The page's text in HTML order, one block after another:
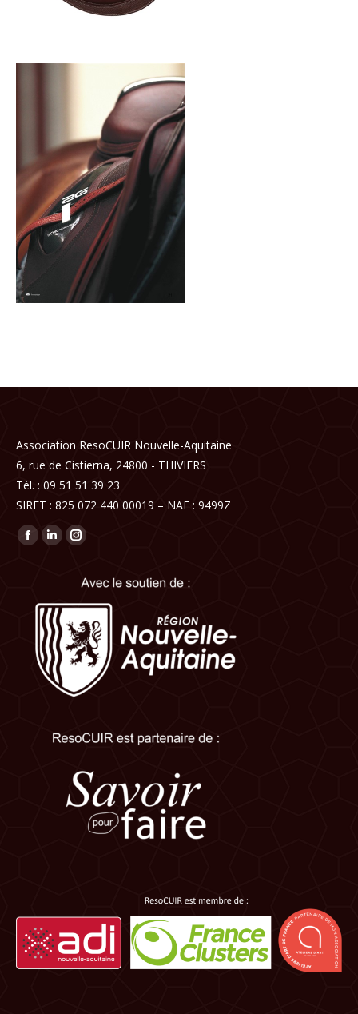
Association ResoCUIR Nouvelle-Aquitaine
6, rue de Cistierna, 24800 - THIVIERS
Tél. : 09 51 51 39 23
SIRET : 825 072 440 00019 – NAF : 9499Z
Trouvez nous sur :
Facebook
in
new
window
LinkedIn
opens
in
new
window
Instagram
opens
in
new
window